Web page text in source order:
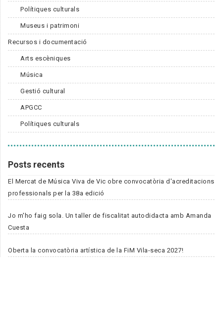
Polítiques culturals
Museus i patrimoni
Recursos i documentació
Arts escèniques
Música
Gestió cultural
APGCC
Polítiques culturals
Posts recents
El Mercat de Música Viva de Vic obre convocatòria d'acreditacions
professionals per la 38a edició
Jo m'ho faig sola. Un taller de fiscalitat autodidacta amb Amanda
Cuesta
Oberta la convocatòria artística de la FiM Vila-seca 2027!